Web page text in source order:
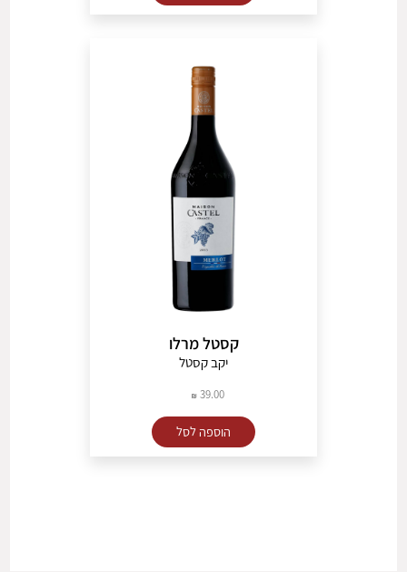
קסטל מרלו
יקב קסטל
39.00
הוספה לסל